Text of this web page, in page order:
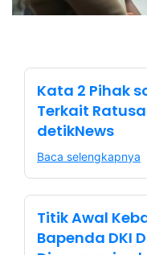
Kata 2 Pihak
Terkait
detikNews
Baca selengkapnya
Titik Awal
Bapenda DKI